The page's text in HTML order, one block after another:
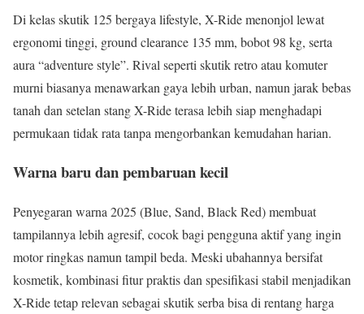
Di kelas skutik 125 bergaya lifestyle, X-Ride menonjol lewat
ergonomi tinggi, ground clearance 135 mm, bobot 98 kg, serta
aura “adventure style”. Rival seperti skutik retro atau komuter
murni biasanya menawarkan gaya lebih urban, namun jarak bebas
tanah dan setelan stang X-Ride terasa lebih siap menghadapi
permukaan tidak rata tanpa mengorbankan kemudahan harian.
Warna baru dan pembaruan kecil
Penyegaran warna 2025 (Blue, Sand, Black Red) membuat
tampilannya lebih agresif, cocok bagi pengguna aktif yang ingin
motor ringkas namun tampil beda. Meski ubahannya bersifat
kosmetik, kombinasi fitur praktis dan spesifikasi stabil menjadikan
X-Ride tetap relevan sebagai skutik serba bisa di rentang harga